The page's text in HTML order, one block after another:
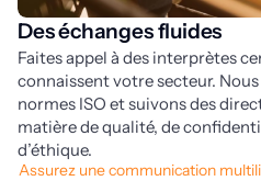
Des échanges fluides
Faites appel à des interprètes
connaissent votre secteur.
normes ISO et suivons des
matière de qualité, de
d’éthique.
Assurez une communication